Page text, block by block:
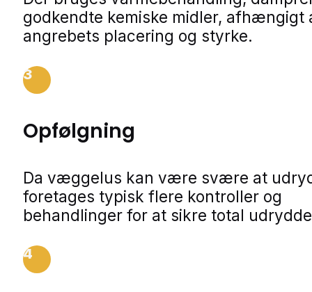
godkendte kemiske midler, afhængigt
angrebets placering og styrke.
3
Opfølgning
Da væggelus kan være svære at
foretages typisk flere kontroller og
behandlinger for at sikre total
4